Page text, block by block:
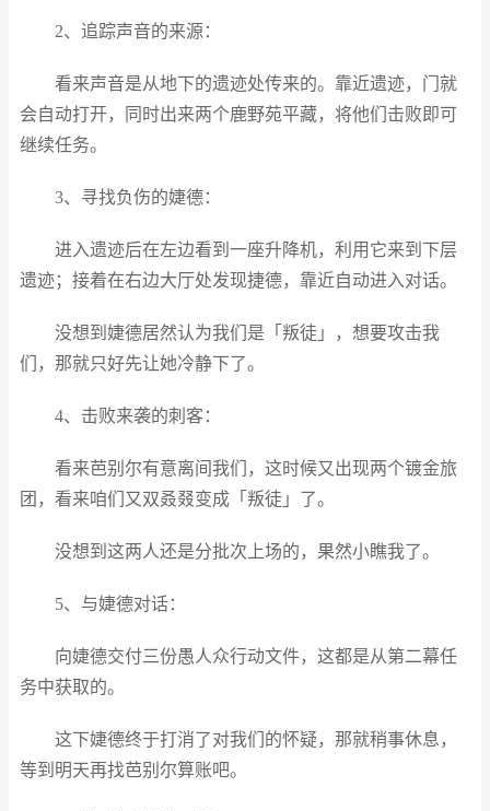
2、追踪声音的来源：
看来声音是从地下的遗迹处传来的。靠近遗迹，门就
会自动打开，同时出来两个鹿野苑平藏，将他们击败即可
继续任务。
3、寻找负伤的婕德：
进入遗迹后在左边看到一座升降机，利用它来到下层
遗迹；接着在右边大厅处发现捷德，靠近自动进入对话。
没想到婕德居然认为我们是「叛徒」，想要攻击我
们，那就只好先让她冷静下了。
4、击败来袭的刺客：
看来芭别尔有意离间我们，这时候又出现两个镀金旅
团，看来咱们又双叒叕变成「叛徒」了。
没想到这两人还是分批次上场的，果然小瞧我了。
5、与婕德对话：
向婕德交付三份愚人众行动文件，这都是从第二幕任
务中获取的。
这下婕德终于打消了对我们的怀疑，那就稍事休息，
等到明天再找芭别尔算账吧。